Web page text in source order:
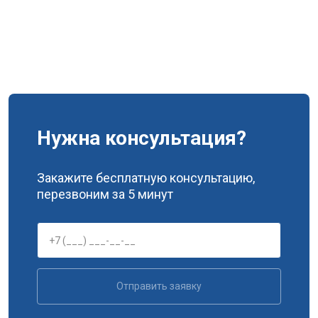
Нужна консультация?
Закажите бесплатную консультацию,
перезвоним за 5 минут
Отправить заявку